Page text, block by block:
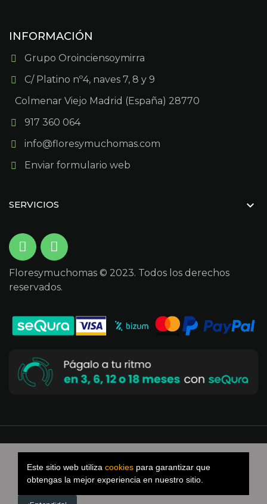
INFORMACIÓN
Grupo Oroinciensoymirra
C/ Platino nº4, naves 7, 8 y 9
Colmenar Viejo Madrid (España) 28770
917 360 064
info@floresymuchomas.com
Enviar formulario web
SERVICIOS 
Floresymuchomas © 2023. Todos los derechos
reservados.
Este sitio web utiliza cookies para garantizar que
obtengas la mejor experiencia en nuestro sitio.